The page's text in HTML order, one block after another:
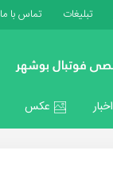
تبلیغات تماس با ما
اخبار عکس